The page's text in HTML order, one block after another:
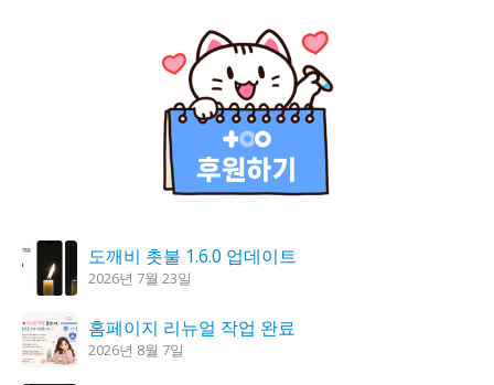
도깨비 촛불 1.6.0 업데이트
2026년 7월 23일
홈페이지 리뉴얼 작업 완료
2026년 8월 7일